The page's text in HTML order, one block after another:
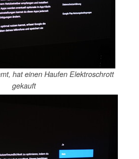
hat einen Haufen Elektroschrott
gekauft